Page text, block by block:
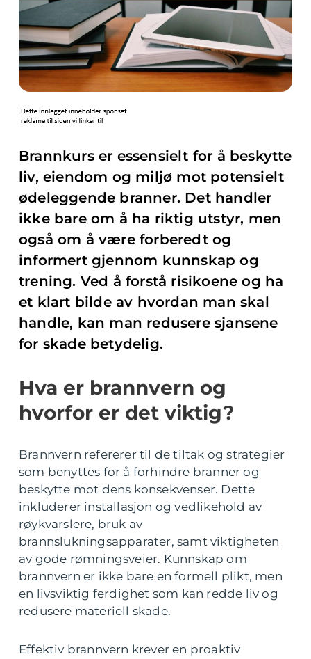
Brannkurs er essensielt for å beskytte
liv, eiendom og miljø mot potensielt
ødeleggende branner. Det handler
ikke bare om å ha riktig utstyr, men
også om å være forberedt og
informert gjennom kunnskap og
trening. Ved å forstå risikoene og ha
et klart bilde av hvordan man skal
handle, kan man redusere sjansene
for skade betydelig.
Hva er brannvern og
hvorfor er det viktig?
Brannvern refererer til de tiltak og strategier
som benyttes for å forhindre branner og
beskytte mot dens konsekvenser. Dette
inkluderer installasjon og vedlikehold av
røykvarslere, bruk av
brannslukningsapparater, samt viktigheten
av gode rømningsveier. Kunnskap om
brannvern er ikke bare en formell plikt, men
en livsviktig ferdighet som kan redde liv og
redusere materiell skade.
Effektiv brannvern krever en proaktiv